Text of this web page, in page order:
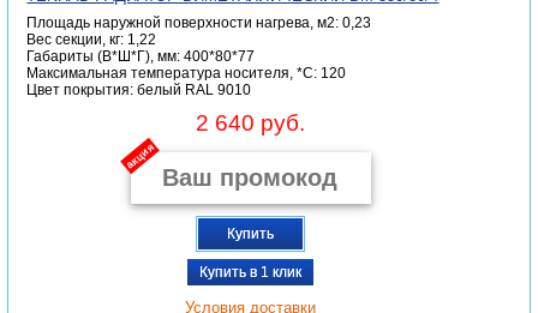
Площадь наружной поверхности нагрева, м2: 0,23
Вес секции, кг: 1,22
Габариты (В*Ш*Г), мм: 400*80*77
Максимальная температура носителя, *C: 120
Цвет покрытия: белый RAL 9010
2 640 руб.
акция
Купить
Купить в 1 клик
Условия доставки